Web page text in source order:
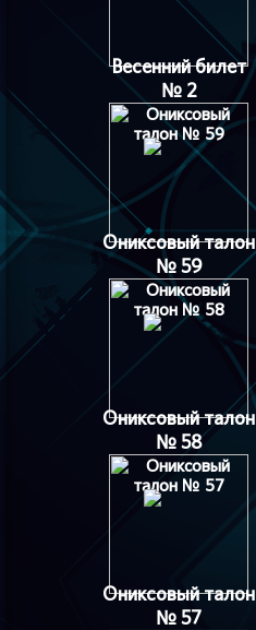
Весенний билет
№ 2
Ониксовый талон
№ 59
Ониксовый талон
№ 58
Ониксовый талон
№ 57